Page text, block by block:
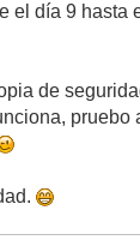
el día 9 hasta
de
pruebo